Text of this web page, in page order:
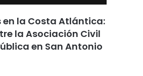
en la Costa Atlántica:
la Asociación Civil
en San Antonio